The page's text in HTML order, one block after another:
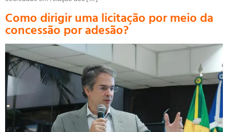
Como dirigir uma licitação por meio da
concessão por adesão?